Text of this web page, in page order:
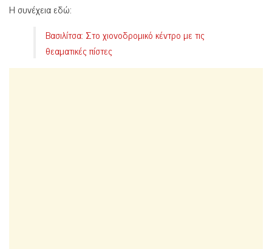
H συνέχεια εδώ:
Βασιλίτσα: Στο χιονοδρομικό κέντρο με τις
θεαματικές πίστες